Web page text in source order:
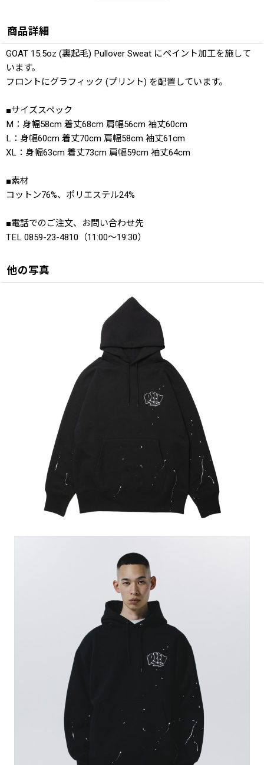
商品詳細
GOAT 15.5oz (裏起毛) Pullover Sweat にペイント加工を施して
います。
フロントにグラフィック (プリント) を配置しています。
■サイズスペック
M：身幅58cm 着丈68cm 肩幅56cm 袖丈60cm
L：身幅60cm 着丈70cm 肩幅58cm 袖丈61cm
XL：身幅63cm 着丈73cm 肩幅59cm 袖丈64cm
■素材
コットン76%、ポリエステル24%
■電話でのご注文、お問い合わせ先
TEL 0859-23-4810（11:00〜19:30）
他の写真